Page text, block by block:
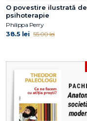
O povestire ilustrată de
psihoterapie
Philippa Perry
38.5 lei 55.00 lei